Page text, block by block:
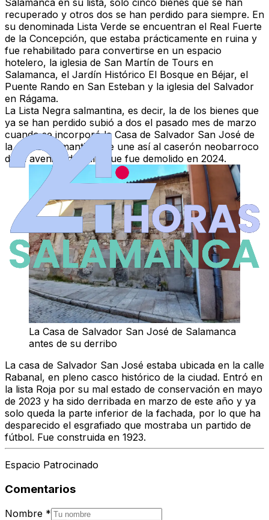
Salamanca en su lista, solo cinco bienes que se han
recuperado y otros dos se han perdido para siempre. En
su denominada Lista Verde se encuentran el Real Fuerte
de la Concepción, que estaba prácticamente en ruina y
fue rehabilitado para convertirse en un espacio
hotelero, la iglesia de San Martín de Tours en
Salamanca, el Jardín Histórico El Bosque en Béjar, el
Puente Rando en San Esteban y la iglesia del Salvador
en Rágama.
La Lista Negra salmantina, es decir, la de los bienes que
ya se han perdido subió a dos el pasado mes de marzo
cuando se incorporó la Casa de Salvador San José de
la capital salmantina. Se une así al caserón neobarroco
de la avenida de Italia que fue demolido en 2024.
La Casa de Salvador San José de Salamanca
antes de su derribo
La casa de Salvador San José estaba ubicada en la calle
Rabanal, en pleno casco histórico de la ciudad. Entró en
la lista Roja por su mal estado de conservación en mayo
de 2023 y ha sido derribada en marzo de este año y ya
solo queda la parte inferior de la fachada, por lo que ha
desparecido el esgrafiado que mostraba un partido de
fútbol. Fue construida en 1923.
Espacio Patrocinado
Comentarios
Nombre *